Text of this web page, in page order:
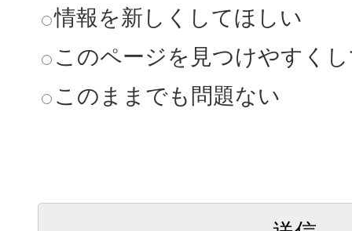
情報を新しくしてほしい
このページを見つけやすく
このままでも問題ない